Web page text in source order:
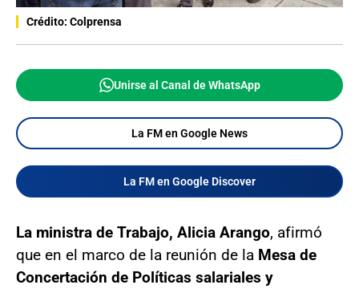
Crédito: Colprensa
Unirse al Canal de WhatsApp
La FM en Google News
La FM en Google Discover
La ministra de Trabajo, Alicia Arango, afirmó
que en el marco de la reunión de la Mesa de
Concertación de Políticas salariales y